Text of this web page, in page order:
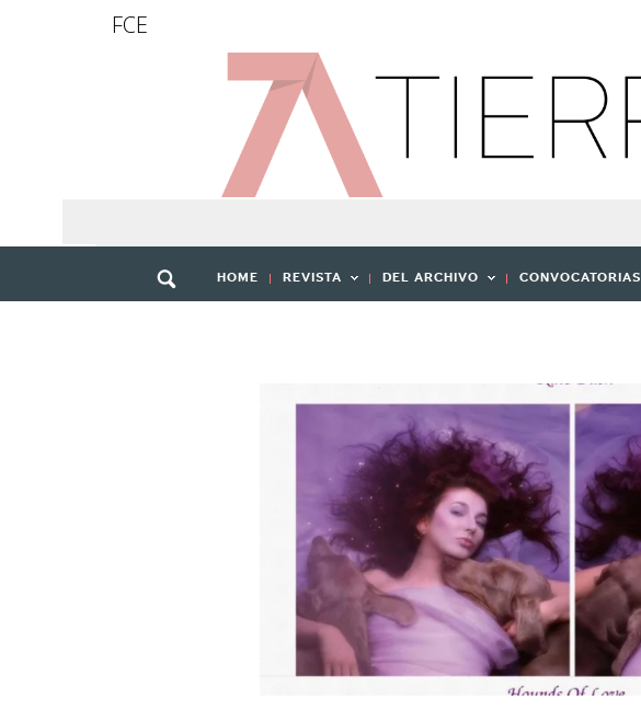
FCE
HOME REVISTA DEL ARCHIVO CONVOCATORIAS